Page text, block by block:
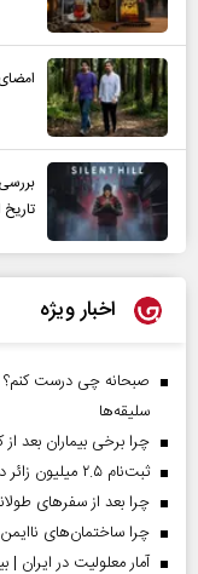
اخبار ویژه
سلیقه‌ها
چرا برخی بیماران بعد از
ثبت‌نام ۲.۵ میلیون زائر در سماح | عبور ۱.۷ میلیون نفر از مرز‌های اربعین
چرا بعد از سفرهای
چرا ساختمان‌های